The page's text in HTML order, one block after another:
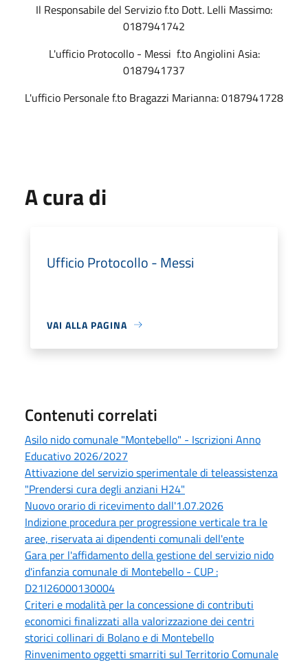
Il Responsabile del Servizio f.to Dott. Lelli Massimo:
0187941742
L'ufficio Protocollo - Messi f.to Angiolini Asia:
0187941737
L'ufficio Personale f.to Bragazzi Marianna: 0187941728
A cura di
Ufficio Protocollo - Messi
VAI ALLA PAGINA
Contenuti correlati
Asilo nido comunale "Montebello" - Iscrizioni Anno
Educativo 2026/2027
Attivazione del servizio sperimentale di teleassistenza
"Prendersi cura degli anziani H24"
Nuovo orario di ricevimento dall'1.07.2026
Indizione procedura per progressione verticale tra le
aree, riservata ai dipendenti comunali dell'ente
Gara per l'affidamento della gestione del servizio nido
d'infanzia comunale di Montebello - CUP :
D21I26000130004
Criteri e modalità per la concessione di contributi
economici finalizzati alla valorizzazione dei centri
storici collinari di Bolano e di Montebello
Rinvenimento oggetti smarriti sul Territorio Comunale